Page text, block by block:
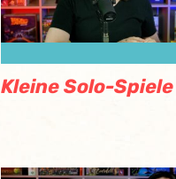
Kleine Solo-Spiele